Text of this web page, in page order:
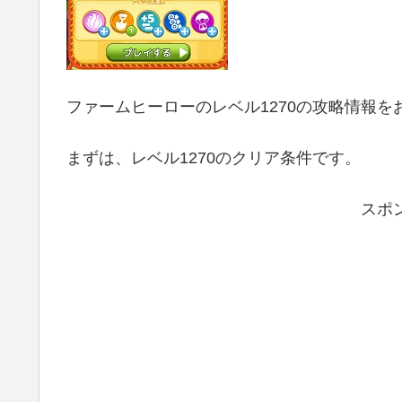
ファームヒーローのレベル1270の攻略情報を
まずは、レベル1270のクリア条件です。
スポ